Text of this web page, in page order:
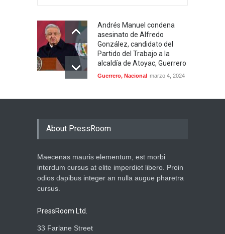
Andrés Manuel condena
asesinato de Alfredo
González, candidato del
Partido del Trabajo a la
alcaldía de Atoyac, Guerrero
Guerrero, Nacional marzo 4, 2024
About PressRoom
Maecenas mauris elementum, est morbi
interdum cursus at elite imperdiet libero. Proin
odios dapibus integer an nulla augue pharetra
cursus.
PressRoom Ltd.
33 Farlane Street